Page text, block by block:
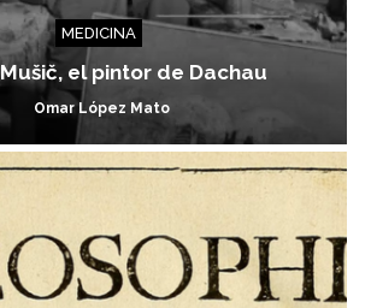
MEDICINA
el pintor de Dachau
Omar López Mato